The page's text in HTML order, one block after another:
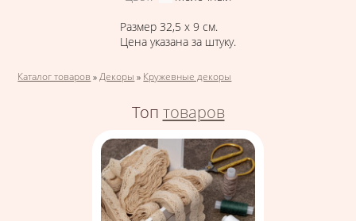
Размер 32,5 х 9 см.
Цена указана за штуку.
Вы здесь
Каталог товаров »Декоры » Кружевные декоры
Топ товаров